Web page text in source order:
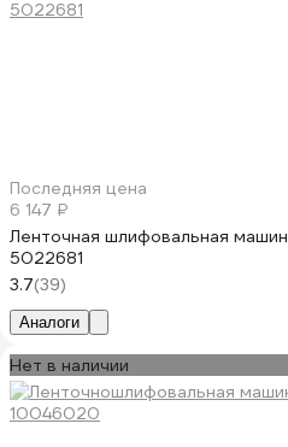
Последняя цена
6 147 ₽
Ленточная шлифовальная
5022681
3.7(39)
Аналоги
Нет в наличии